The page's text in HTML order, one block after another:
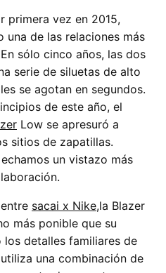
primera vez en 2015,
una de las relaciones más
sólo cinco años, las dos
serie de siluetas de alto
se agotan en segundos.
de este año, el
Low se apresuró a
sitios de zapatillas.
un vistazo más
sacai x Nike,la Blazer
más ponible que su
los detalles familiares de
una combinación de